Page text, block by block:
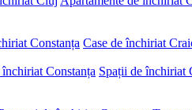
Constanța Case de închiriat
Constanța Spații de închiriat